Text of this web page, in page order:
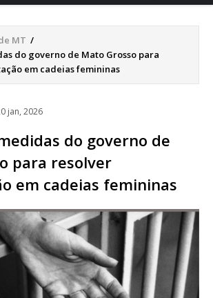
entregadores
MT /
do governo de Mato Grosso para
em cadeias femininas
jan, 2026
do governo de
para resolver
em cadeias femininas